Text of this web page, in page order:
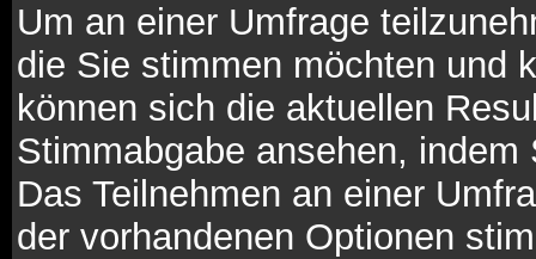
Um an einer Umfrage
die Sie stimmen möchten und
können sich die aktuellen
Stimmabgabe ansehen,
Das Teilnehmen an einer
der vorhandenen Optionen